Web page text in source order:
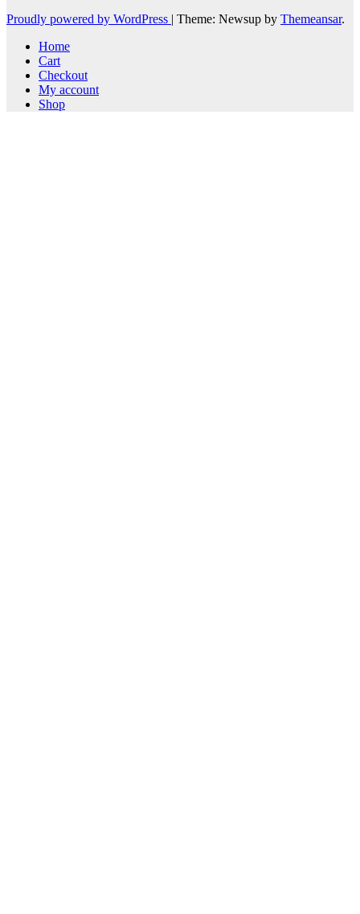
Proudly powered by WordPress | Theme: Newsup by Themeansar.
Home
Cart
Checkout
My account
Shop